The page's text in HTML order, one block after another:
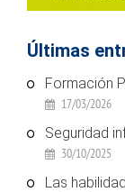
Últimas
Formación
17/03/2026
Seguridad
30/10/2025
Las